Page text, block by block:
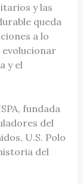
y las
queda
a lo
evolucionar
y el
fundada
del
U.S. Polo
del